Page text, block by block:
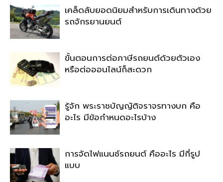
เคล็ดลับยอดนิยมสำหรับการเดินทางด้วย
รถจักรยานยนต์
ขั้นตอนการต่อภาษีรถยนต์ด้วยตัวเอง
หรือต่อออนไลน์ก็สะดวก
รู้จัก พระราชบัญญัติจราจรทางบก คือ
อะไร มีข้อกำหนดอะไรบ้าง
การจัดไฟแนนซ์รถยนต์ คืออะไร มีกี่รูป
แบบ